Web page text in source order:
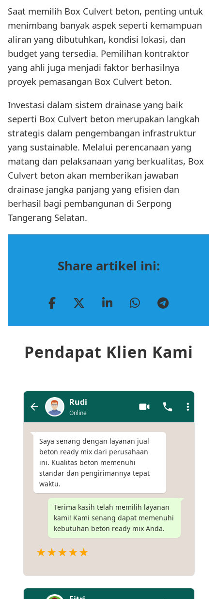
Saat memilih Box Culvert beton, penting untuk
menimbang banyak aspek seperti kemampuan
aliran yang dibutuhkan, kondisi lokasi, dan
budget yang tersedia. Pemilihan kontraktor
yang ahli juga menjadi faktor berhasilnya
proyek pemasangan Box Culvert beton.
Investasi dalam sistem drainase yang baik
seperti Box Culvert beton merupakan langkah
strategis dalam pengembangan infrastruktur
yang sustainable. Melalui perencanaan yang
matang dan pelaksanaan yang berkualitas, Box
Culvert beton akan memberikan jawaban
drainase jangka panjang yang efisien dan
berhasil bagi pembangunan di Serpong
Tangerang Selatan.
Share artikel ini:
Pendapat Klien Kami
Rudi
Online
Saya senang dengan layanan jual
beton ready mix dari perusahaan
ini. Kualitas beton memenuhi
standar dan pengirimannya tepat
waktu.
Terima kasih telah memilih layanan
kami! Kami senang dapat memenuhi
kebutuhan beton ready mix Anda.
★★★★★